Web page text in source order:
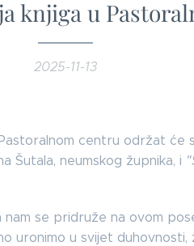
knjiga u
2025-11-13
Pastoralnom centru održat
Šutala, neumskog župnika, i
se pridruže na ovom
uronimo u svijet duhovnosti,